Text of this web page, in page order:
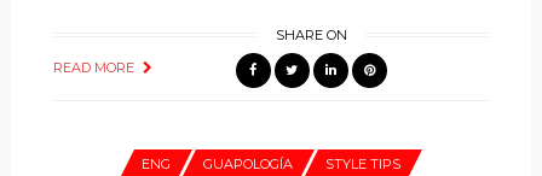
READ MORE
SHARE ON
ENG GUAPOLOGÍA STYLE TIPS